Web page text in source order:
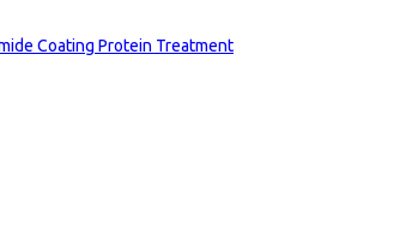
Coating Protein Treatment